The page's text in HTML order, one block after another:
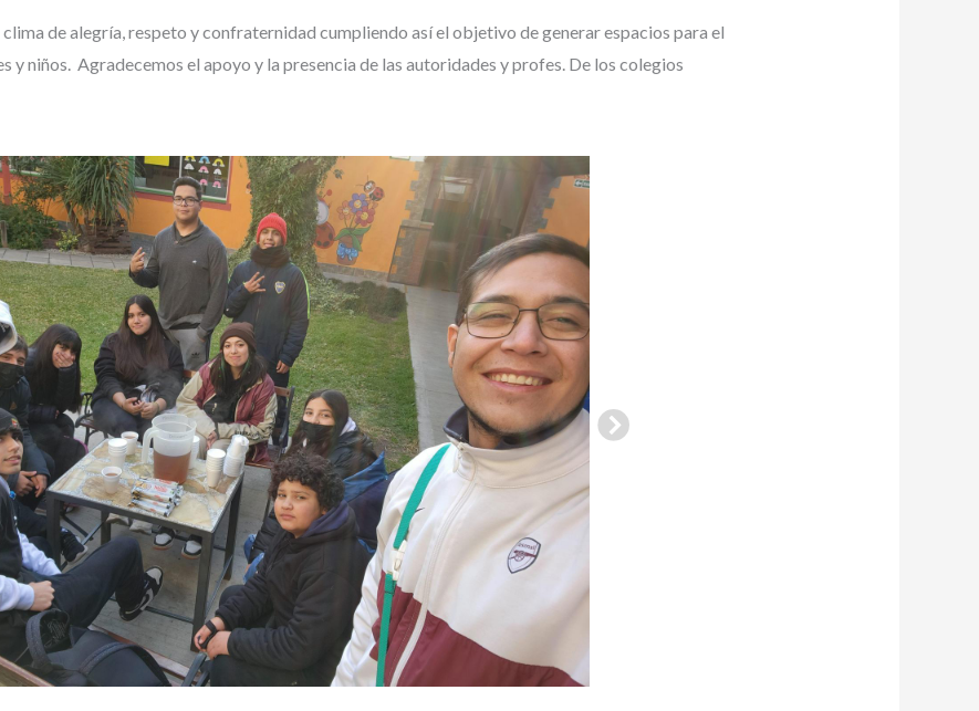
de alegría, respeto y confraternidad cumpliendo así el objetivo de generar espacios para el
y niños. Agradecemos el apoyo y la presencia de las autoridades y profes. De los colegios